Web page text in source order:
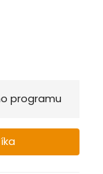
programu